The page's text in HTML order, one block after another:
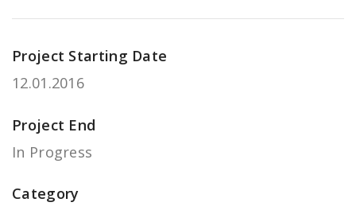
Project Starting Date
12.01.2016
Project End
In Progress
Category